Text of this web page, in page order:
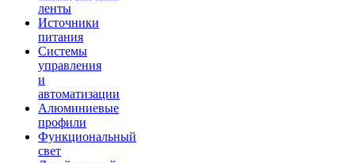
ленты
Источники
питания
Системы
управления
и
автоматизации
Алюминиевые
профили
Функциональный
свет